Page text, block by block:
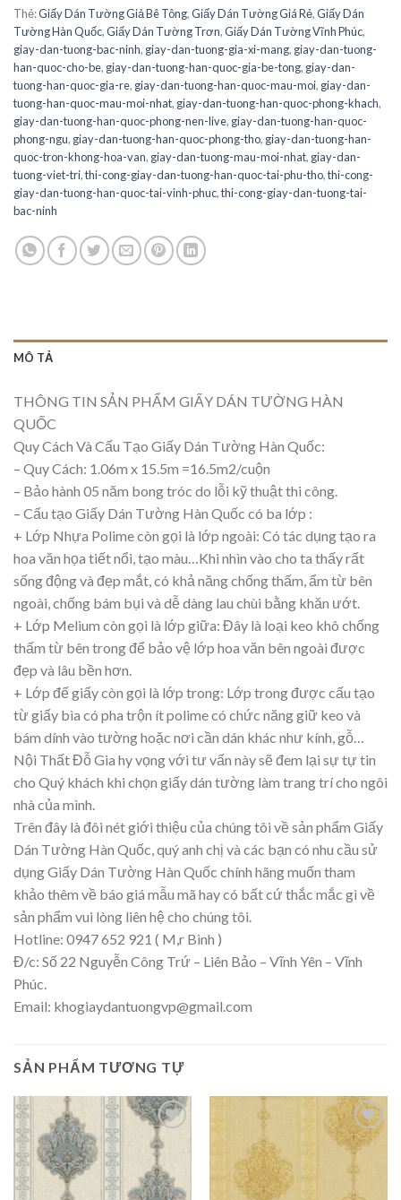
Thẻ:Giấy Dán Tường Giả Bê Tông,Giấy Dán Tường Giá Rẻ,Giấy Dán
Tường Hàn Quốc,Giấy Dán Tường Trơn,Giấy Dán Tường Vĩnh Phúc,
giay-dan-tuong-bac-ninh, giay-dan-tuong-gia-xi-mang, giay-dan-tuong-
han-quoc-cho-be, giay-dan-tuong-han-quoc-gia-be-tong, giay-dan-
tuong-han-quoc-gia-re, giay-dan-tuong-han-quoc-mau-moi, giay-dan-
tuong-han-quoc-mau-moi-nhat, giay-dan-tuong-han-quoc-phong-khach,
giay-dan-tuong-han-quoc-phong-nen-live, giay-dan-tuong-han-quoc-
phong-ngu, giay-dan-tuong-han-quoc-phong-tho, giay-dan-tuong-han-
quoc-tron-khong-hoa-van, giay-dan-tuong-mau-moi-nhat, giay-dan-
tuong-viet-tri,thi-cong-giay-dan-tuong-han-quoc-tai-phu-tho,thi-cong-
giay-dan-tuong-han-quoc-tai-vinh-phuc,thi-cong-giay-dan-tuong-tai-
bac-ninh
MÔ TẢ
THÔNG TIN SẢN PHẨM GIẤY DÁN TƯỜNG HÀN
QUỐC
Quy Cách Và Cấu Tạo Giấy Dán Tường Hàn Quốc:
– Quy Cách: 1.06m x 15.5m =16.5m2/cuộn
– Bảo hành 05 năm bong tróc do lỗi kỹ thuật thi công.
– Cấu tạo Giấy Dán Tường Hàn Quốc có ba lớp :
+ Lớp Nhựa Polime còn gọi là lớp ngoài: Có tác dụng tạo ra
hoa văn họa tiết nổi, tạo màu…Khi nhìn vào cho ta thấy rất
sống động và đẹp mắt, có khả năng chống thấm, ẩm từ bên
ngoài, chống bám bụi và dễ dàng lau chùi bằng khăn ướt.
+ Lớp Melium còn gọi là lớp giữa: Đây là loại keo khô chống
thấm từ bên trong để bảo vệ lớp hoa văn bên ngoài được
đẹp và lâu bền hơn.
+ Lớp đế giấy còn gọi là lớp trong: Lớp trong được cấu tạo
từ giấy bìa có pha trộn ít polime có chức năng giữ keo và
bám dính vào tường hoặc nơi cần dán khác như kính, gỗ…
Nội Thất Đỗ Gia hy vọng với tư vấn này sẽ đem lại sự tự tin
cho Quý khách khi chọn giấy dán tường làm trang trí cho ngôi
nhà của mình.
Trên đây là đôi nét giới thiệu của chúng tôi về sản phẩm Giấy
Dán Tường Hàn Quốc, quý anh chị và các bạn có nhu cầu sử
dụng Giấy Dán Tường Hàn Quốc chính hãng muốn tham
khảo thêm về báo giá mẫu mã hay có bất cứ thắc mắc gì về
sản phẩm vui lòng liên hệ cho chúng tôi.
Hotline: 0947 652 921 ( M,r Bình )
Đ/c: Số 22 Nguyễn Công Trứ – Liên Bảo – Vĩnh Yên – Vĩnh
Phúc.
Email: khogiaydantuongvp@gmail.com
SẢN PHẨM TƯƠNG TỰ